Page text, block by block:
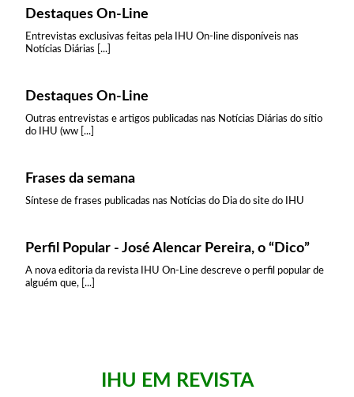
Destaques On-Line
Entrevistas exclusivas feitas pela IHU On-line disponíveis nas
Notícias Diárias [...]
Destaques On-Line
Outras entrevistas e artigos publicadas nas Notícias Diárias do sítio
do IHU (ww [...]
Frases da semana
Síntese de frases publicadas nas Notícias do Dia do site do IHU
Perfil Popular - José Alencar Pereira, o “Dico”
A nova editoria da revista IHU On-Line descreve o perfil popular de
alguém que, [...]
IHU EM REVISTA